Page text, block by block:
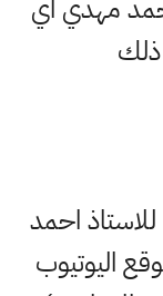
مهدي اي
ذلك
احمد
اليوتيوب